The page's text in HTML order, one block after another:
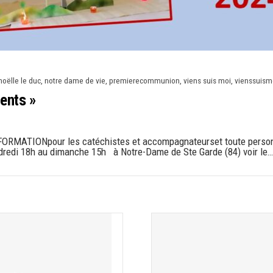
le duc ,notre dame de vie ,premierecommunion ,viens suis moi ,
»
les catéchistes et accompagnateurset toute
18h au dimanche 15h à Notre-Dame de Ste Garde (84) voir le…